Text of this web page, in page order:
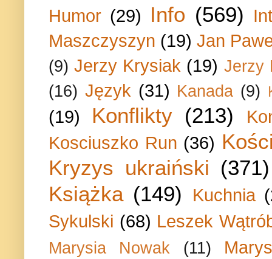
Humor (29) Info (569)
Maszczyszyn (19) Jan
(9) Jerzy Krysiak (19) Jerzy
(16) Język (31) Kanada (9)
(19) Konflikty (213)
Kosciuszko Run (36)
Kryzys ukraiński (371)
Książka (149) Kuchnia
Sykulski (68) Leszek
Marysia Nowak (11)